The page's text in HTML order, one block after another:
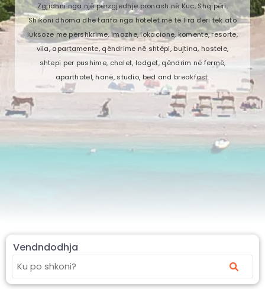
Zgjidhni nga një përzgjedhje pronash në Kuc, Shqipëri.
Shikoni dhoma dhe tarifa nga hotelet më të lira deri tek ato
luksoze me përshkrime, imazhe, lokacione, komente, resorte,
vila, apartamente, qëndrime në shtëpi, bujtina, hostele,
shtepi per pushime, chalet, lodget, qëndrim në fermë,
aparthotel, hanë, studio, bed and breakfast.
Vendndodhja